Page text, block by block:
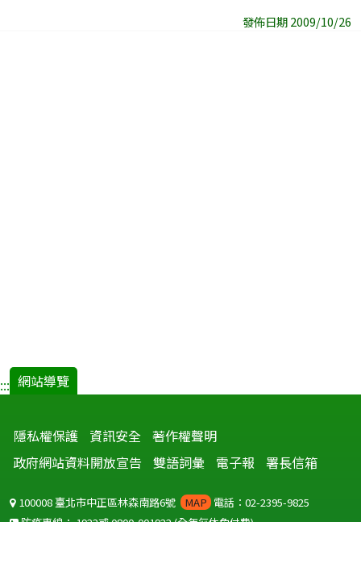
發佈日期 2009/10/26
::: 網站導覽
隱私權保護 資訊安全 著作權聲明
政府網站資料開放宣告
雙語詞彙 電子報 署長信箱
100008 臺北市中正區林森南路6號 MAP 電話：02-2395-9825
防疫專線：1922或0800-001922(全年無休免付費)